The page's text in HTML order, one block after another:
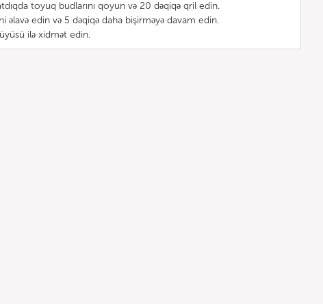
toyuq budlarını qoyun və 20 dəqiqə qril edin.
əlavə edin və 5 dəqiqə daha bişirməyə davam edin.
ilə xidmət edin.